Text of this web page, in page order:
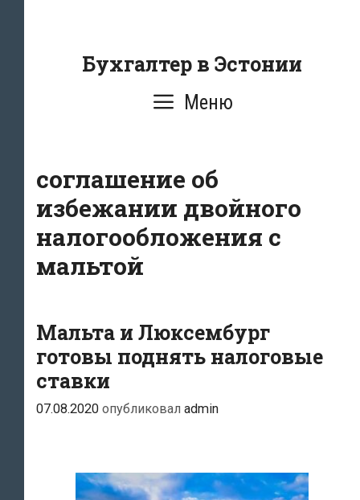
содержаниюБухгалтер в Эстонии
Меню
соглашение об
избежании двойного
налогообложения с
мальтой
Мальта и Люксембург
готовы поднять налоговые
ставки
07.08.2020 опубликовал admin